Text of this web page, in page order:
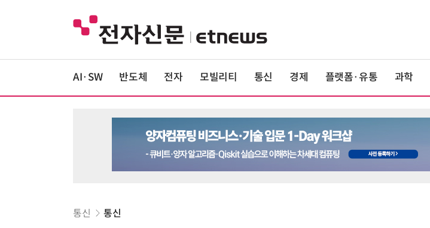
AI·SW 반도체 전자 모빌리티 통신 경제 플랫폼·유통 과학
통신 통신